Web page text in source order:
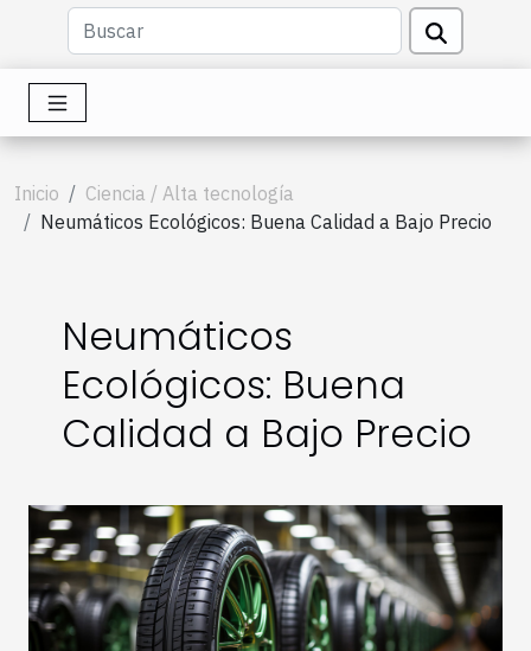
Inicio
Ciencia / Alta tecnología
Neumáticos Ecológicos: Buena Calidad a Bajo Precio
Neumáticos
Ecológicos: Buena
Calidad a Bajo Precio